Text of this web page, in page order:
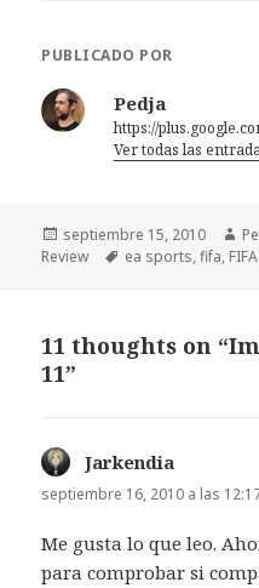
PUBLICADO POR
Pedja
https://
Ver todas las
Publicado
el
septiembre 15, 2010
Review
Etiquetas
ea sports,fifa,
11 thoughts on
11”
Jarkendia
septiembre 16, 2010 a las
Me gusta lo que leo.
para comprobar si